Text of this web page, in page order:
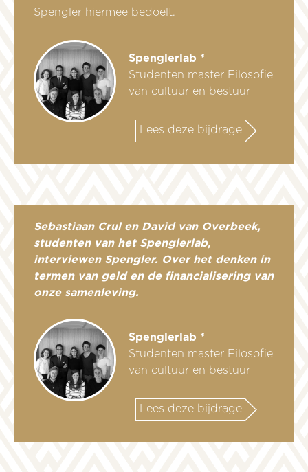
Spengler hiermee bedoelt.
Spenglerlab *
Studenten master Filosofie
van cultuur en bestuur
Lees deze bijdrage
Sebastiaan Crul en David van Overbeek,
studenten van het Spenglerlab,
interviewen Spengler. Over het denken in
termen van geld en de financialisering van
onze samenleving.
Spenglerlab *
Studenten master Filosofie
van cultuur en bestuur
Lees deze bijdrage